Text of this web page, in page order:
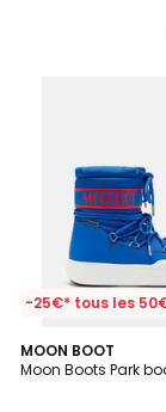
-25€* tous les
MOON BOOT
Moon Boots Park